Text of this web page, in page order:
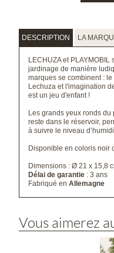
DESCRIPTION LA
LECHUZA et
jardinage de manière
marques se combinent :
Lechuza et l'imagination
est un jeu d'enfant !
Les grands yeux ronds du
reste dans le réservoir,
à suivre le niveau
Disponible en coloris noir
Dimensions :Ø 21 x 15,8
Délai de garantie : 3 ans
Fabriqué enAllemagne
Vous aimerez